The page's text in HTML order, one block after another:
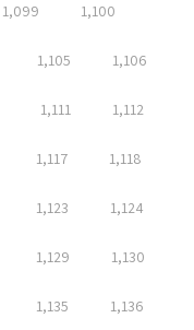
1,099 1,100
1,105 1,106
1,111 1,112
1,117 1,118
1,123 1,124
1,129 1,130
1,135 1,136